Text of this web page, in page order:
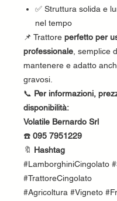
✅ Struttura solida e
nel tempo
📌 Trattore perfetto per
professionale , semplice
mantenere e adatto
gravosi.
📞 Per informazioni,
disponibilità:
Volatile Bernardo Srl
☎️ 095 7951229
🔖 Hashtag
#LamborghiniCingolato
#TrattoreCingolato
#Agricoltura #Vigneto